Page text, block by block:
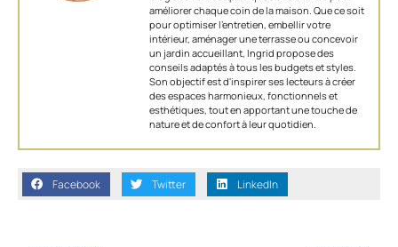
améliorer chaque coin de la maison. Que ce soit
pour optimiser l’entretien, embellir votre
intérieur, aménager une terrasse ou concevoir
un jardin accueillant, Ingrid propose des
conseils adaptés à tous les budgets et styles.
Son objectif est d'inspirer ses lecteurs à créer
des espaces harmonieux, fonctionnels et
esthétiques, tout en apportant une touche de
nature et de confort à leur quotidien.
Facebook Twitter LinkedIn